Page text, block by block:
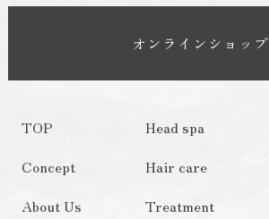
オンラインショップ
TOP
Concept
About Us
Head spa
Hair care
Treatment